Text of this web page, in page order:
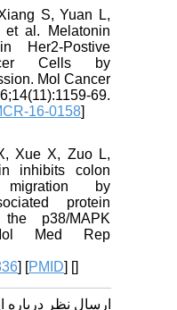
S, Yuan L,
et al. Melatonin
Her2-Postive
Cells by
Mol Cancer
69.
16-0158
Xue X, Zuo L,
inhibits colon
by
protein
the p38/MAPK
Med Rep
] [PMID] [
ارسال نظر درباره